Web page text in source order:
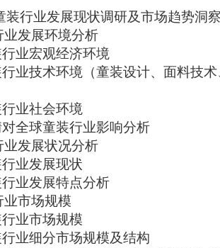
装行业发展现状调研及市场趋势洞
发展环境分析
业宏观经济环境
业技术环境（童装设计、面料技
业社会环境
全球童装行业影响分析
发展状况分析
业发展现状
业发展特点分析
市场规模
业市场规模
业细分市场规模及结构